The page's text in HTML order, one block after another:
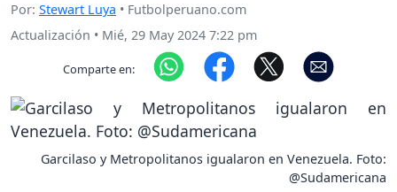
Por: Stewart Luya • Futbolperuano.com
Actualización • Mié, 29 May 2024 7:22 pm
Comparte en:
Garcilaso y Metropolitanos igualaron en Venezuela. Foto:
@Sudamericana